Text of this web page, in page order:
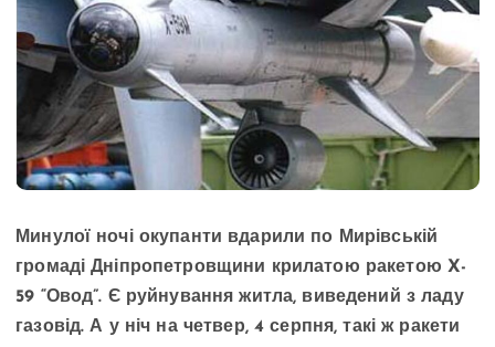
Минулої ночі окупанти вдарили по Мирівській
громаді Дніпропетровщини крилатою ракетою X-
59 “Овод”. Є руйнування житла, виведений з ладу
газовід. А у ніч на четвер, 4 серпня, такі ж ракети